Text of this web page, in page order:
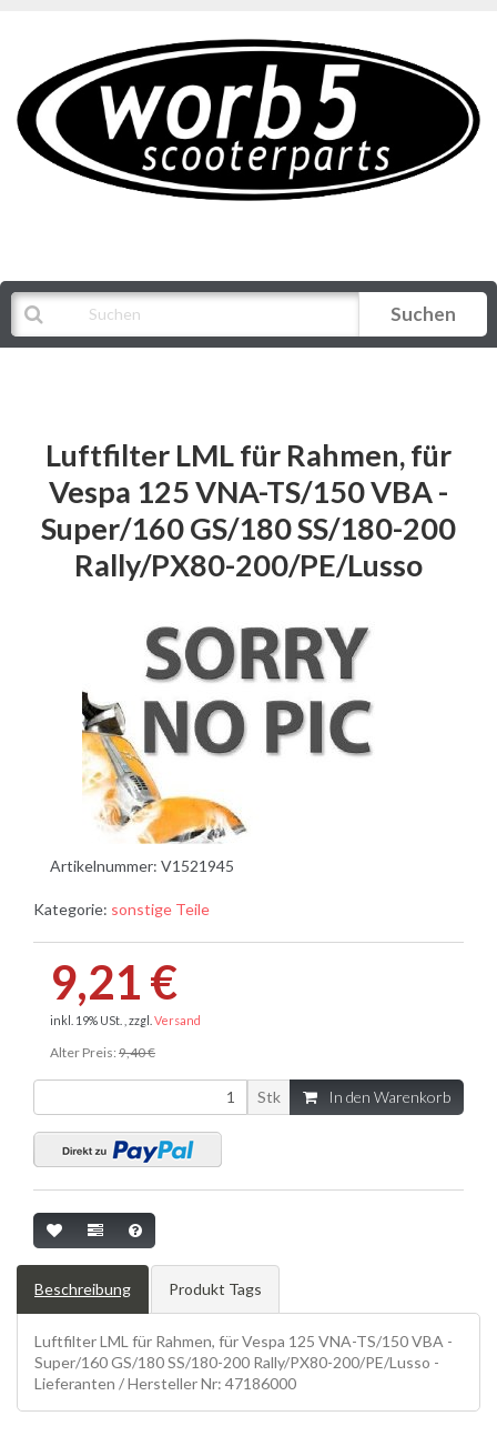
Suchen
Luftfilter LML für Rahmen, für
Vespa 125 VNA-TS/150 VBA -
Super/160 GS/180 SS/180-200
Rally/PX80-200/PE/Lusso
Artikelnummer: V1521945
Kategorie: sonstige Teile
9,21 €
inkl. 19% USt. , zzgl. Versand
Alter Preis: 9,40 €
Stk In den Warenkorb
Beschreibung Produkt Tags
Luftfilter LML für Rahmen, für Vespa 125 VNA-TS/150 VBA -
Super/160 GS/180 SS/180-200 Rally/PX80-200/PE/Lusso -
Lieferanten / Hersteller Nr: 47186000